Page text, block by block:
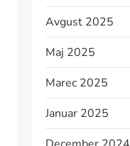
Avgust 2025
Maj 2025
Marec 2025
Januar 2025